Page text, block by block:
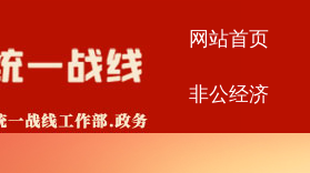
网站首页
非公经济